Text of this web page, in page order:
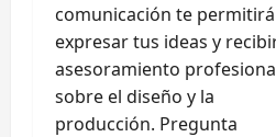
comunicación te permitirá
expresar tus ideas y
asesoramiento
sobre el diseño y la
producción. Pregunta